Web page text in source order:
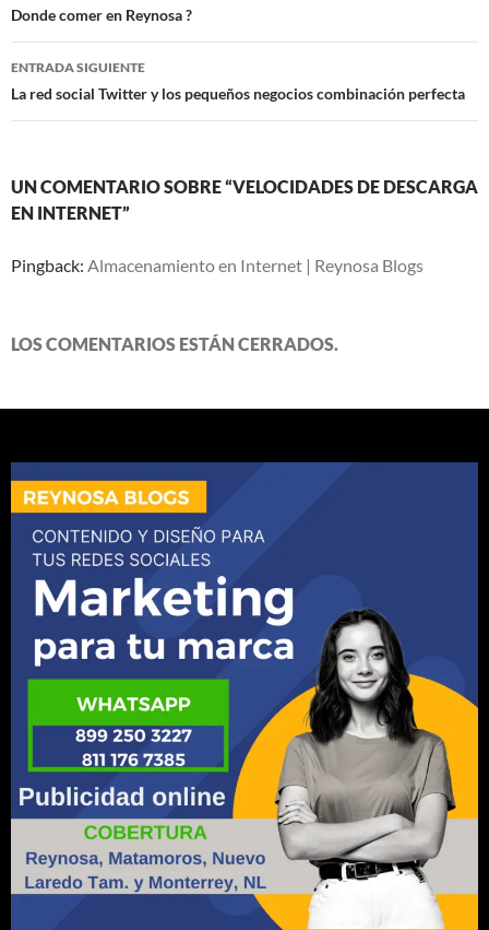
de
entradas
Donde comer en Reynosa ?
ENTRADA SIGUIENTE
La red social Twitter y los pequeños negocios combinación perfecta
UN COMENTARIO SOBRE “VELOCIDADES DE DESCARGA
EN INTERNET”
Pingback: Almacenamiento en Internet | Reynosa Blogs
LOS COMENTARIOS ESTÁN CERRADOS.